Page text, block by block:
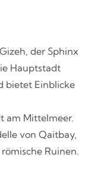
der Sphinx
Hauptstadt
bietet Einblicke
am Mittelmeer.
von Qaitbay,
Ruinen.